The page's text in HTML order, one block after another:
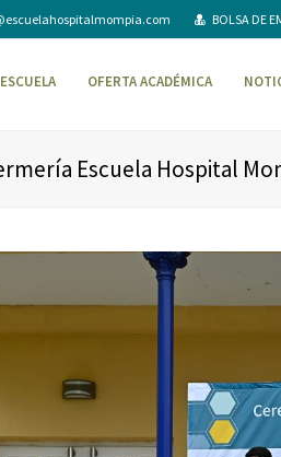
BOLSA DE
ESCUELA OFERTA ACADÉMICA
Escuela Hospital